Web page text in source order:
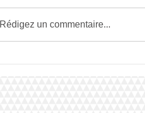
Rédigez un commentaire...